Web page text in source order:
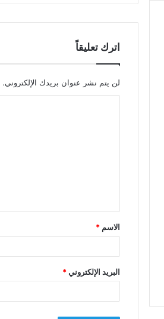
اترك تعليقاً
لن يتم نشر عنوان بريدك الإلكتروني.
ق
*
الاسم *
البريد الإلكتروني*